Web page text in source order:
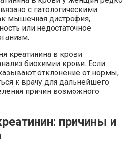
с патологическими
мышечная дистрофия,
или недостаточное
креатинина в крови
биохимии крови. Если
отклонение от нормы,
к врачу для дальнейшего
причин возможного
причины и